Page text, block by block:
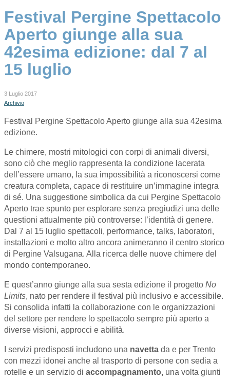
Festival Pergine Spettacolo
Aperto giunge alla sua
42esima edizione: dal 7 al
15 luglio
3 Luglio 2017
Archivio
Festival Pergine Spettacolo Aperto giunge alla sua 42esima
edizione.
Le chimere, mostri mitologici con corpi di animali diversi,
sono ciò che meglio rappresenta la condizione lacerata
dell’essere umano, la sua impossibilità a riconoscersi come
creatura completa, capace di restituire un’immagine integra
di sé. Una suggestione simbolica da cui Pergine Spettacolo
Aperto trae spunto per esplorare senza pregiudizi una delle
questioni attualmente più controverse: l’identità di genere.
Dal 7 al 15 luglio spettacoli, performance, talks, laboratori,
installazioni e molto altro ancora animeranno il centro storico
di Pergine Valsugana. Alla ricerca delle nuove chimere del
mondo contemporaneo.
E quest’anno giunge alla sua sesta edizione il progetto No
Limits, nato per rendere il festival più inclusivo e accessibile.
Si consolida infatti la collaborazione con le organizzazioni
del settore per rendere lo spettacolo sempre più aperto a
diverse visioni, approcci e abilità.
I servizi predisposti includono una navetta da e per Trento
con mezzi idonei anche al trasporto di persone con sedia a
rotelle e un servizio di accompagnamento, una volta giunti